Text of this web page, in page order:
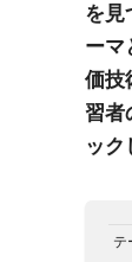
を見
ーマ
価技
習者
ック
テ